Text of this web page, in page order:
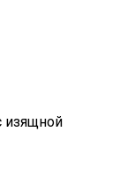
изящной